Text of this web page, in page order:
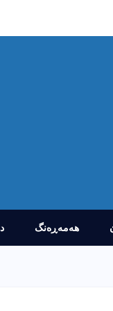
هەمەڕەنگ